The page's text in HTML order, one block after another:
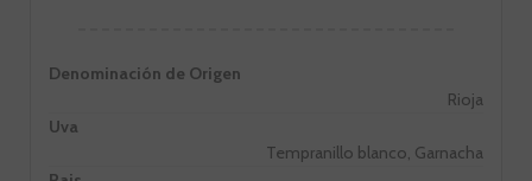
Denominación de Origen
Rioja
Uva
Tempranillo blanco, Garnacha